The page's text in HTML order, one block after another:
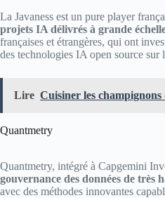
La Javaness est un pure player
projets IA délivrés à grande
françaises et étrangères, qui ont
des technologies IA open source sur
Lire Cuisiner les
Quantmetry
Quantmetry, intégré à Capgemini
gouvernance des données de très
avec des méthodes innovantes